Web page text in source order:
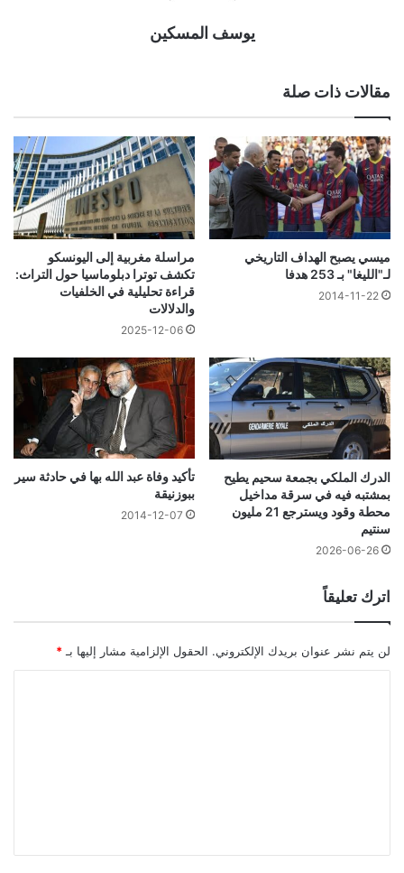
يوسف المسكين
مقالات ذات صلة
ميسي يصبح الهداف التاريخي
لـ"الليغا" بـ 253 هدفا
2014-11-22
مراسلة مغربية إلى اليونسكو
تكشف توترا دبلوماسيا حول التراث:
قراءة تحليلية في الخلفيات
والدلالات
2025-12-06
الدرك الملكي بجمعة سحيم يطيح
بمشتبه فيه في سرقة مداخيل
محطة وقود ويسترجع 21 مليون
سنتيم
2026-06-26
تأكيد وفاة عبد الله بها في حادثة سير
ببوزنيقة
2014-12-07
اترك تعليقاً
لن يتم نشر عنوان بريدك الإلكتروني. الحقول الإلزامية مشار إليها بـ *